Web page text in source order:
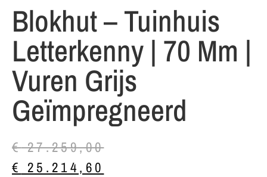
Blokhut – Tuinhuis
Letterkenny | 70 Mm |
Vuren Grijs
Geïmpregneerd
€27.259,00
€ 25.214,60